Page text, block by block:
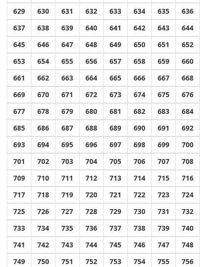
629
630 631 632 633 634 635
636
637
638 639 640 641 642 643
644
645
646 647 648 649 650 651
652
653
654 655 656 657 658 659
660
661
662 663 664 665 666 667
668
669
670 671 672 673 674 675
676
677
678 679 680 681 682 683
684
685
686 687 688 689 690 691
692
693
694 695 696 697 698 699
700
701
702 703 704 705 706 707
708
709
710 711 712 713 714 715
716
717
718 719 720 721 722 723
724
725
726 727 728 729 730 731
732
733
734 735 736 737 738 739
740
741
742 743 744 745 746 747
748
749
750 751 752 753 754 755
756